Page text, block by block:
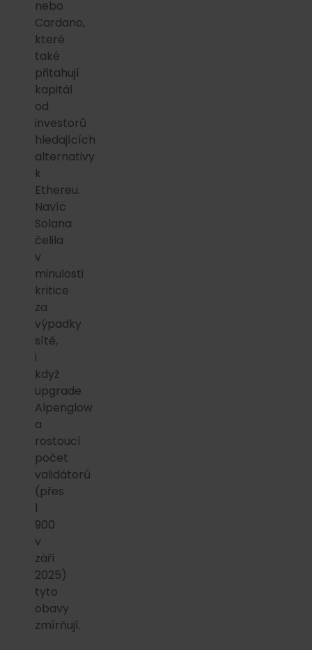
nebo
Cardano,
které
také
přitahují
kapitál
od
investorů
hledajících
alternativy
k
Ethereu.
Navíc
Solana
čelila
v
minulosti
kritice
za
výpadky
sítě,
i
když
upgrade
Alpenglow
a
rostoucí
počet
validátorů
(přes
1
900
v
září
2025)
tyto
obavy
zmírňují.